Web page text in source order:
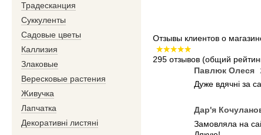
Отзывы клиентов о
295 отзывов (общий
Павлюк Олеся
Дуже вдячні за
Дар'я
Замовляла на
Традесканция
Суккуленты
Садовые цветы
Каллизия
Злаковые
Вересковые растения
Живучка
Лапчатка
Декоративні листяні